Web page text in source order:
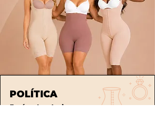
POLÍTICA
Envíosdevoluciones